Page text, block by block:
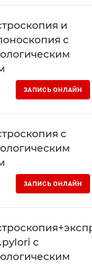
и
с
ЗАПИСЬ ОНЛАЙН
с
ЗАПИСЬ ОНЛАЙН
с